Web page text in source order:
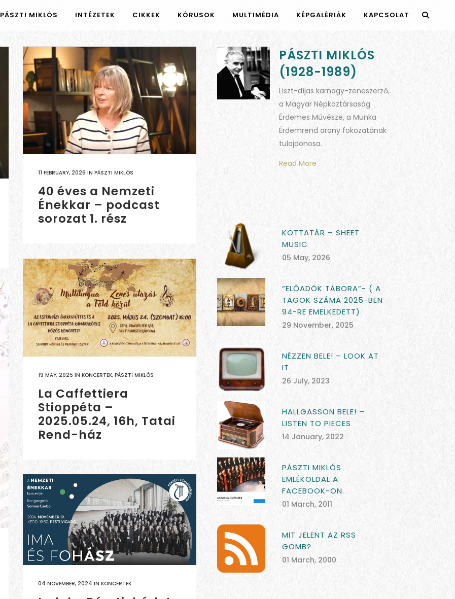
PÁSZTI MIKLÓS INTÉZETEK CIKKEK KÓRUSOK MULTIMÉDIA KÉPGALÉRIÁK KAPCSOLAT
11 FEBRUARY, 2026 IN PÁSZTI MIKLÓS
40 éves a Nemzeti
Énekkar – podcast
sorozat 1. rész
19 MAY, 2025 IN KONCERTEK, PÁSZTI MIKLÓS
La Caffettiera
Stioppéta –
2025.05.24, 16h, Tatai
Rend-ház
04 NOVEMBER, 2024 IN KONCERTEK
PÁSZTI MIKLÓS
(1928-1989)
Liszt-díjas karnagy-zeneszerző,
a Magyar Népköztársaság
Érdemes Művésze, a Munka
Érdemrend arany fokozatának
tulajdonosa.
Read More
KOTTATÁR – SHEET
MUSIC
05 May, 2026
“ELŐADÓK TÁBORA”- ( A
TAGOK SZÁMA 2025-BEN
94-RE EMELKEDETT)
29 November, 2025
NÉZZEN BELE! – LOOK AT
IT
26 July, 2023
HALLGASSON BELE! –
LISTEN TO PIECES
14 January, 2022
PÁSZTI MIKLÓS
EMLÉKOLDAL A
FACEBOOK-ON.
01 March, 2011
MIT JELENT AZ RSS
GOMB?
01 March, 2000